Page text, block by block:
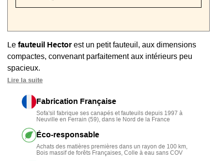
Le fauteuil Hector est un petit fauteuil, aux dimensions
compactes, convenant parfaitement aux intérieurs peu
spacieux.
Ce siège dispose d'une
induisant un important gain de place.
Ce modèle, de lamarque Sofasil, estconfortableavec
son assise peu profonde et sa mousse haute densité
souple et durable.
Ce mini fauteuil est personnalisableavec choix du
Lire la suite
Fabrication Française
Sofa'sil fabrique ses canapés et fauteuils depuis 1997 à
Neuville en Ferrain (59), dans le Nord de la France
Éco-responsable
Achats des matières premières dans un rayon de 100 km,
Bois massif de forêts Françaises, Colle à eau sans COV